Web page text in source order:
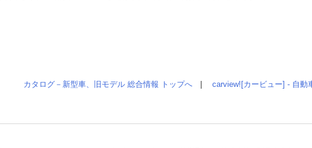
カタログ－新型車、旧モデル 総合情報 トップへ carview![カービュー] - 自